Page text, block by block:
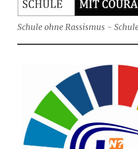
Schule ohne Rassismus -